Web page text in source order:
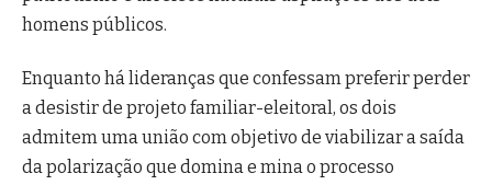
homens públicos.
Enquanto há lideranças que confessam preferir perder
a desistir de projeto familiar-eleitoral, os dois
admitem uma união com objetivo de viabilizar a saída
da polarização que domina e mina o processo